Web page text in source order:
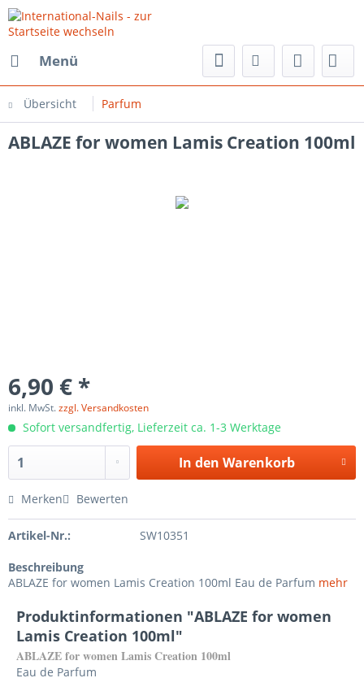
Menü
Übersicht Parfum
ABLAZE for women Lamis Creation 100ml
6,90 € *
inkl. MwSt.zzgl. Versandkosten
Sofort versandfertig, Lieferzeit ca. 1-3 Werktage
In den Warenkorb
Merken Bewerten
Artikel-Nr.: SW10351
Beschreibung
ABLAZE for women Lamis Creation 100ml Eau de Parfum mehr
Produktinformationen "ABLAZE for women
Lamis Creation 100ml"
ABLAZE for women Lamis Creation 100ml
Eau de Parfum